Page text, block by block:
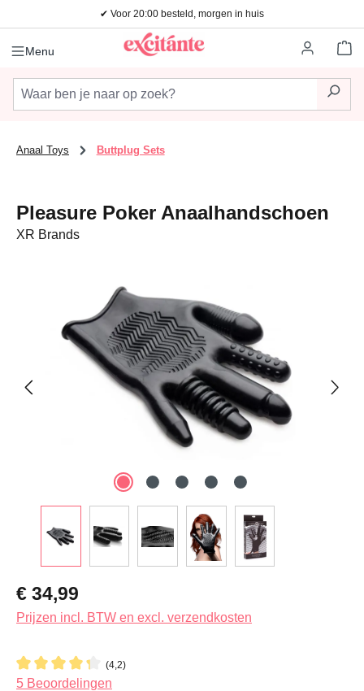
Ga naar de hoofdinhoud✔ Voor 20:00 besteld, morgen in huis
Menu
Anaal Toys Buttplug Sets
Pleasure Poker Anaalhandschoen
XR Brands
Normale prijs:
€ 34,99
Prijzen incl. BTW en excl. verzendkosten
(4,2)
Gemiddelde waardering van 4.2 van 5 sterren
5 Beoordelingen